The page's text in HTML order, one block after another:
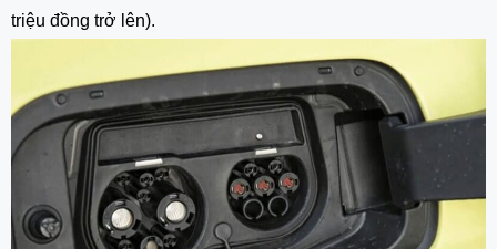
triệu đồng trở lên).